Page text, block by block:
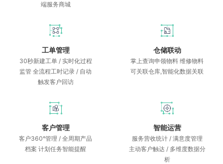
端服务商城
工单管理
30秒新建工单 / 实时化过程
监管 全流程工时记录 / 自动
触发客户回访
仓储联动
掌上查询申领物料 维修物料
可关联仓库,智能化数据关联
客户管理
客户360°管理 / 全周期产品
档案 计划任务智能提醒
智能运营
服务营收统计 / 满意度管理
主动客户触达 / 多维度数据分
析